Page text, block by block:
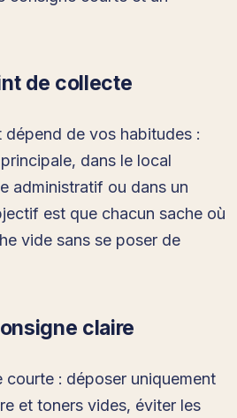
de collecte
dépend de vos habitudes :
dans le local
administratif ou dans un
est que chacun sache où
vide sans se poser de
claire
: déposer uniquement
et toners vides, éviter les